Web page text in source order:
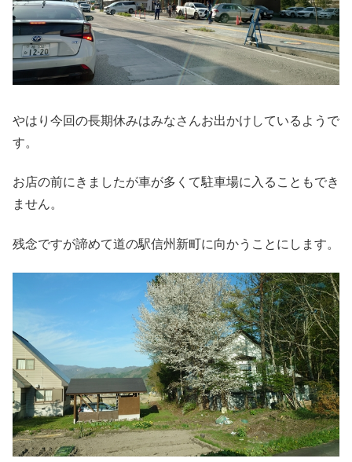
やはり今回の長期休みはみなさんお出かけしているようで
す。
お店の前にきましたが車が多くて駐車場に入ることもでき
ません。
残念ですが諦めて道の駅信州新町に向かうことにします。